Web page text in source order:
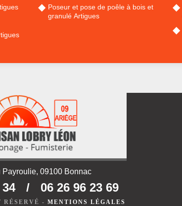
Poseur et pose de poêle à bois et
granulé Artigues
Payroulie, 09100 Bonnac
/ 06 26 96 23 69
RÉSERVÉ - MENTIONS LÉGALES